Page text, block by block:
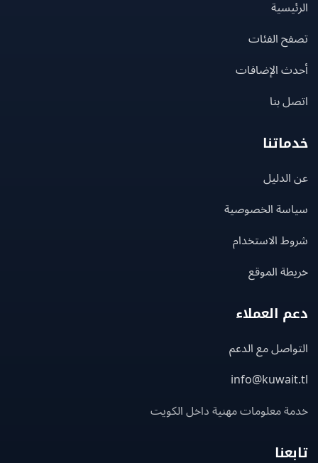
الفئات
الإضافات
بنا
الخصوصية
الاستخدام
الموقع
العملاء
مع الدعم
معلومات مهنية داخل الكويت